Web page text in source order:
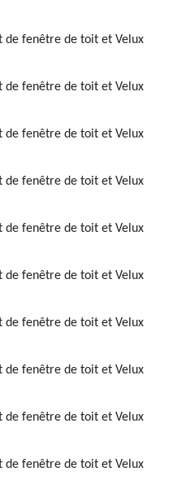
de fenêtre de toit et Velux
de fenêtre de toit et Velux
de fenêtre de toit et Velux
de fenêtre de toit et Velux
de fenêtre de toit et Velux
de fenêtre de toit et Velux
de fenêtre de toit et Velux
de fenêtre de toit et Velux
de fenêtre de toit et Velux
de fenêtre de toit et Velux